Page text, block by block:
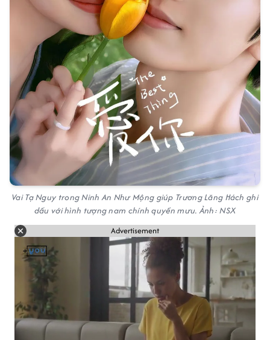
Vai Tạ Nguy trong Ninh An Như Mộng giúp Trương Lăng Hách ghi
dấu với hình tượng nam chính quyền mưu. Ảnh: NSX
Advertisement